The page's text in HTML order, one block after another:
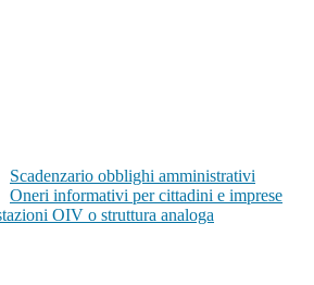
Scadenzario obblighi amministrativi
Oneri informativi per cittadini e imprese
OIV o struttura analoga